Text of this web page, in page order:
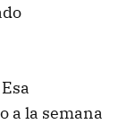
Esa
a la semana